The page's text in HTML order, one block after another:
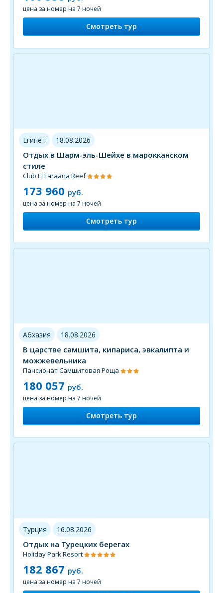
цена за номер на 7 ночей
Смотреть тур
Египет 18.08.2026
Отдых в Шарм-эль-Шейхе в марокканском
стиле
Club El Faraana Reef
173 960 руб.
цена за номер на 7 ночей
Смотреть тур
Абхазия 18.08.2026
В царстве самшита, кипариса, эвкалипта и
можжевельника
Пансионат Самшитовая Роща
180 057 руб.
цена за номер на 7 ночей
Смотреть тур
Турция 16.08.2026
Отдых на Турецких берегах
Holiday Park Resort
182 867 руб.
цена за номер на 7 ночей